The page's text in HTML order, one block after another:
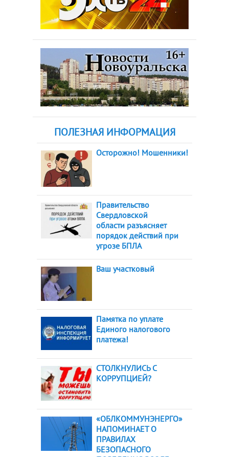
ПОЛЕЗНАЯ ИНФОРМАЦИЯ
Осторожно! Мошенники!
Правительство
Свердловской
области разъясняет
порядок действий при
угрозе БПЛА
Ваш участковый
Памятка по уплате
Единого налогового
платежа!
СТОЛКНУЛИСЬ С
КОРРУПЦИЕЙ?
«ОБЛКОММУНЭНЕРГО»
НАПОМИНАЕТ О
ПРАВИЛАХ
БЕЗОПАСНОГО